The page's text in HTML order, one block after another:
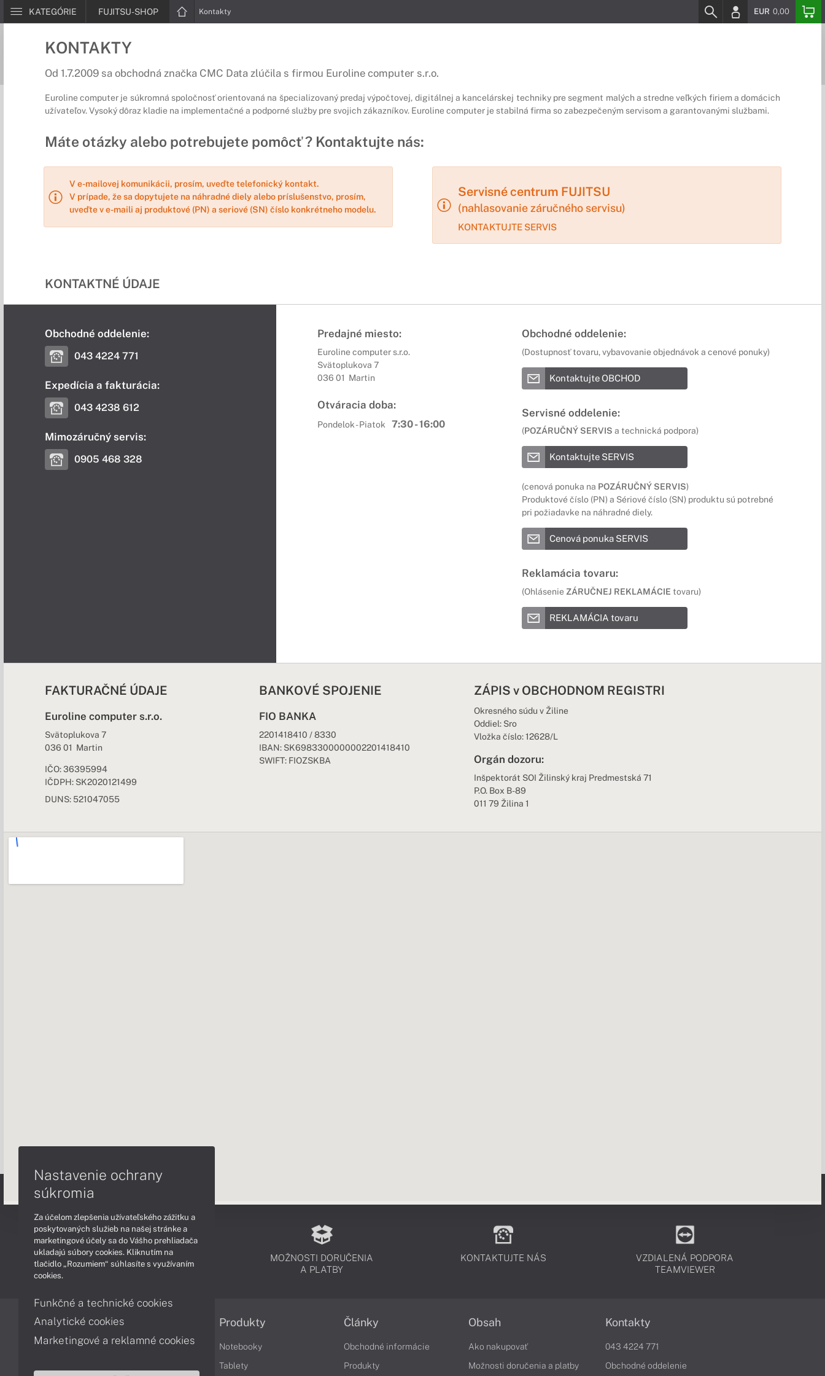
KATEGÓRIE FUJITSU-SHOP Kontakty EUR 0,00
KONTAKTY
Od 1.7.2009 sa obchodná značka CMC Data zlúčila s firmou Euroline computer s.r.o.
Euroline computer je súkromná spoločnosť orientovaná na špecializovaný predaj výpočtovej, digitálnej a kancelárskej techniky pre segment malých a stredne veľkých firiem a domácich
užívateľov. Vysoký dôraz kladie na implementačné a podporné služby pre svojich zákazníkov. Euroline computer je stabilná firma so zabezpečeným servisom a garantovanými službami.
Máte otázky alebo potrebujete pomôcť ? Kontaktujte nás:
V e-mailovej komunikácii, prosím, uveďte telefonický kontakt.
V prípade, že sa dopytujete na náhradné diely alebo príslušenstvo, prosím,
uveďte v e-maili aj produktové (PN) a seriové (SN) číslo konkrétneho modelu.
Servisné centrum FUJITSU
(nahlasovanie záručného servisu)
KONTAKTUJTE SERVIS
KONTAKTNÉ ÚDAJE
Obchodné oddelenie:
043 4224 771
Expedícia a fakturácia:
043 4238 612
Mimozáručný servis:
0905 468 328
Predajné miesto:
Euroline computer s.r.o.
Svätoplukova 7
036 01 Martin
Otváracia doba:
Pondelok - Piatok 7:30 - 16:00
Obchodné oddelenie:
(Dostupnosť tovaru, vybavovanie objednávok a cenové ponuky)
Kontaktujte OBCHOD
Servisné oddelenie:
(POZÁRUČNÝ SERVIS a technická podpora)
Kontaktujte SERVIS
(cenová ponuka na POZÁRUČNÝ SERVIS)
Produktové číslo (PN) a Sériové číslo (SN) produktu sú potrebné
pri požiadavke na náhradné diely.
Cenová ponuka SERVIS
Reklamácia tovaru:
(Ohlásenie ZÁRUČNEJ REKLAMÁCIE tovaru)
REKLAMÁCIA tovaru
FAKTURAČNÉ ÚDAJE
Euroline computer s.r.o.
Svätoplukova 7
036 01 Martin
IČO: 36395994
IČDPH: SK2020121499
DUNS: 521047055
BANKOVÉ SPOJENIE
FIO BANKA
2201418410 / 8330
IBAN: SK6983300000002201418410
SWIFT: FIOZSKBA
ZÁPIS v OBCHODNOM REGISTRI
Okresného súdu v Žiline
Oddiel: Sro
Vložka číslo: 12628/L
Orgán dozoru:
Inšpektorát SOI Žilinský kraj Predmestská 71
P.O. Box B-89
011 79 Žilina 1
PODPORA A SERVIS
MOŽNOSTI DORUČENIA
A PLATBY
KONTAKTUJTE NÁS
VZDIALENÁ PODPORA
TEAMVIEWER
Informácie
Obchodné podmienky
Produkty
Notebooky
Tablety
Články
Obchodné informácie
Produkty
Obsah
Ako nakupovať
Možnosti doručenia a platby
Kontakty
043 4224 771
Obchodné oddelenie
Nastavenie ochrany
súkromia
Za účelom zlepšenia užívateľského zážitku a
poskytovaných služieb na našej stránke a
marketingové účely sa do Vášho prehliadača
ukladajú súbory cookies. Kliknutím na
tlačidlo „Rozumiem“ súhlasíte s využívaním
cookies.
Funkčné a technické cookies
Analytické cookies
Marketingové a reklamné cookies